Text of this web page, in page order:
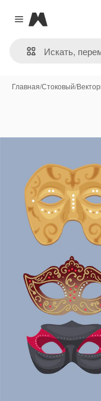
Close menu
Magnific
Главная/Стоковый/